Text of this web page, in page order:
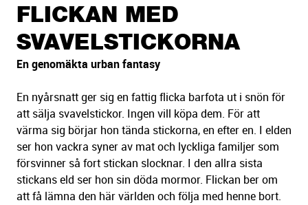
FLICKAN MED
SVAVELSTICKORNA
En genomäkta urban fantasy
En nyårsnatt ger sig en fattig flicka barfota ut i snön för
att sälja svavelstickor. Ingen vill köpa dem. För att
värma sig börjar hon tända stickorna, en efter en. I elden
ser hon vackra syner av mat och lyckliga familjer som
försvinner så fort stickan slocknar. I den allra sista
stickans eld ser hon sin döda mormor. Flickan ber om
att få lämna den här världen och följa med henne bort.